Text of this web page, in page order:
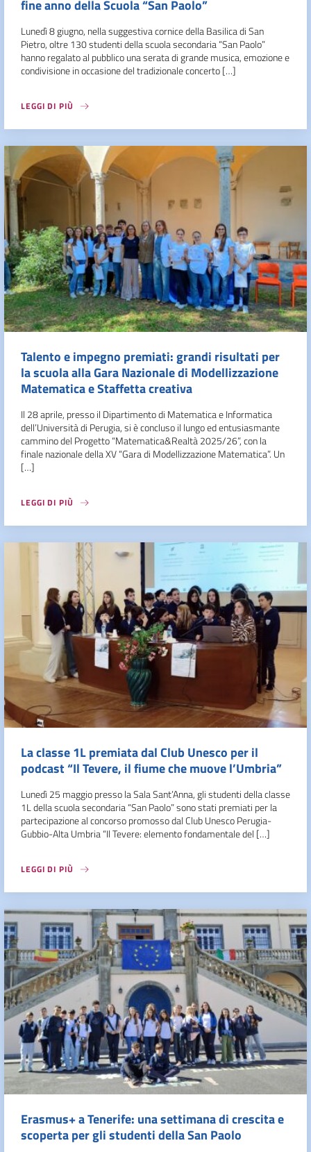
fine anno della Scuola “San Paolo”
Lunedì 8 giugno, nella suggestiva cornice della Basilica di San
Pietro, oltre 130 studenti della scuola secondaria “San Paolo”
hanno regalato al pubblico una serata di grande musica, emozione e
condivisione in occasione del tradizionale concerto […]
LEGGI DI PIÙ
Talento e impegno premiati: grandi risultati per
la scuola alla Gara Nazionale di Modellizzazione
Matematica e Staffetta creativa
Il 28 aprile, presso il Dipartimento di Matematica e Informatica
dell’Università di Perugia, si è concluso il lungo ed entusiasmante
cammino del Progetto “Matematica&Realtà 2025/26”, con la
finale nazionale della XV “Gara di Modellizzazione Matematica”. Un
[…]
LEGGI DI PIÙ
La classe 1L premiata dal Club Unesco per il
podcast “Il Tevere, il fiume che muove l’Umbria”
Lunedì 25 maggio presso la Sala Sant’Anna, gli studenti della classe
1L della scuola secondaria “San Paolo” sono stati premiati per la
partecipazione al concorso promosso dal Club Unesco Perugia-
Gubbio-Alta Umbria “Il Tevere: elemento fondamentale del […]
LEGGI DI PIÙ
Erasmus+ a Tenerife: una settimana di crescita e
scoperta per gli studenti della San Paolo